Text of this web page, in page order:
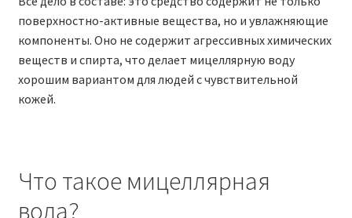
поверхностно-активные вещества, но и увлажняющие
компоненты. Оно не содержит агрессивных химических
веществ и спирта, что делает мицеллярную воду
хорошим вариантом для людей с чувствительной
кожей.
Что такое мицеллярная
вода?